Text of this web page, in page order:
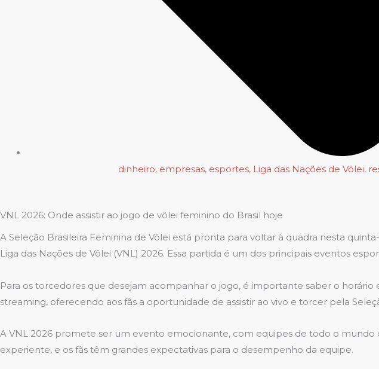
dinheiro, empresas, esportes, Liga das Nações de Vôlei,
VNL 2026: Onde assistir ao jogo de vôlei feminino do Brasil hoje
A Seleção Brasileira Feminina de Vôlei está pronta para voltar à quadra nesta
Liga das Nações de Vôlei (VNL) 2026. Essa partida é um dos principais eventos
Para os torcedores que desejam acompanhar o jogo, é importante saber o
streaming, oferecendo aos fãs a oportunidade de assistir ao vivo e torcer pela
A VNL 2026 promete ser um evento emocionante, com equipes de todo o
experiente, e os fãs têm grandes expectativas para o desempenho da equipe.